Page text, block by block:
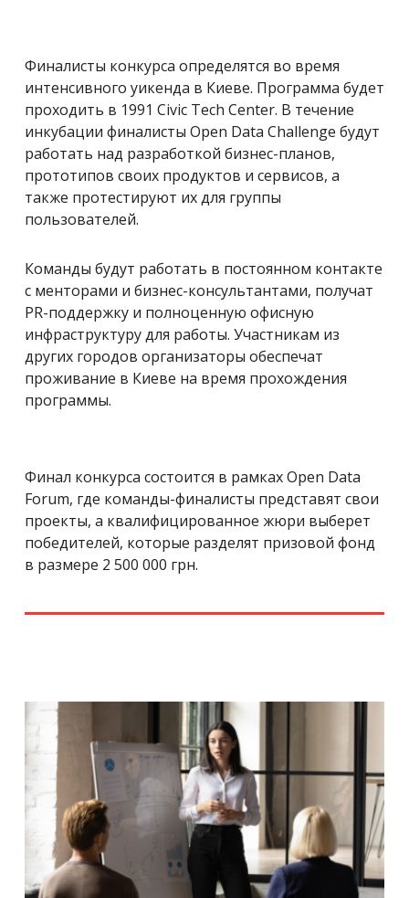
Финалисты конкурса определятся во время
интенсивного уикенда в Киеве. Программа будет
проходить в 1991 Civic Tech Center. В течение
инкубации финалисты Open Data Challenge будут
работать над разработкой бизнес-планов,
прототипов своих продуктов и сервисов, а
также протестируют их для группы
пользователей.
Команды будут работать в постоянном контакте
с менторами и бизнес-консультантами, получат
PR-поддержку и полноценную офисную
инфраструктуру для работы. Участникам из
других городов организаторы обеспечат
проживание в Киеве на время прохождения
программы.
Финал конкурса состоится в рамках Open Data
Forum, где команды-финалисты представят свои
проекты, а квалифицированное жюри выберет
победителей, которые разделят призовой фонд
в размере 2 500 000 грн.